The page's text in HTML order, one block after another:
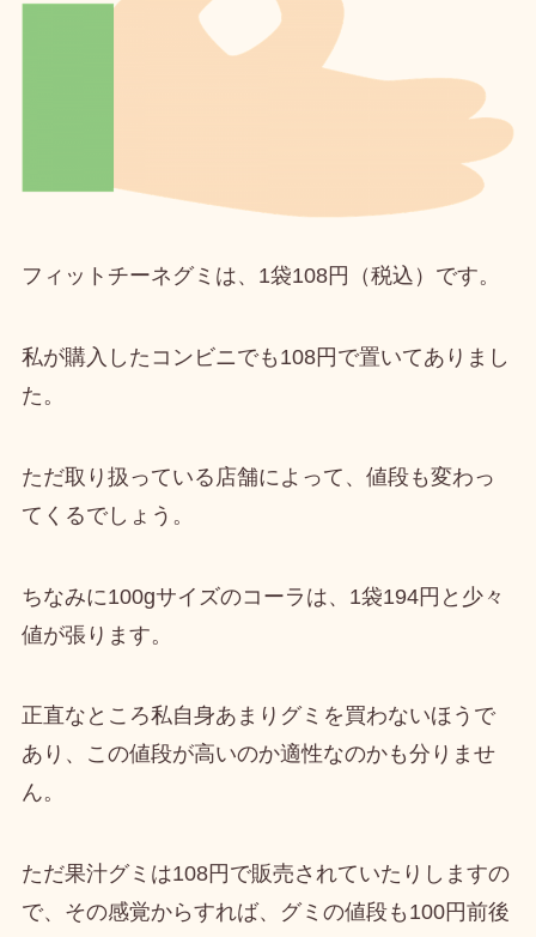
フィットチーネグミは、 1袋108円（税込） です。
私が購入したコンビニでも108円で置いてありまし
た。
ただ取り扱っている店舗によって、値段も変わっ
てくるでしょう。
ちなみに100gサイズのコーラは、1袋194円 と少々
値が張ります。
正直なところ私自身あまりグミを買わないほうで
あり、この値段が高いのか適性なのかも分りませ
ん。
ただ果汁グミは108円で販売されていたりしますの
で、その感覚からすれば、グミの値段も100円前後